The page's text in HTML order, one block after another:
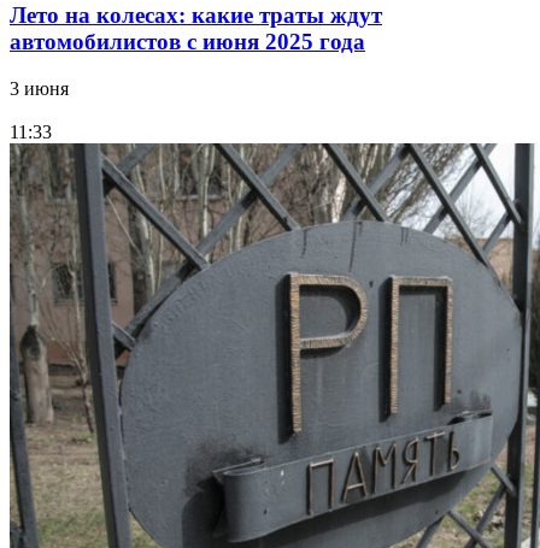
Лето на колесах: какие траты ждут
автомобилистов с июня 2025 года
3 июня
11:33